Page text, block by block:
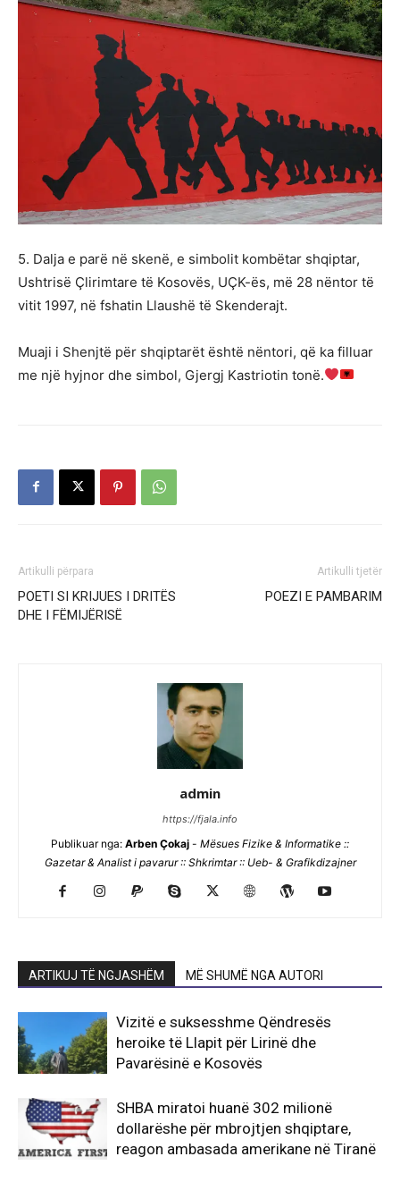
5. Dalja e parë në skenë, e simbolit kombëtar shqiptar,
Ushtrisë Çlirimtare të Kosovës, UÇK-ës, më 28 nëntor të
vitit 1997, në fshatin Llaushë të Skenderajt.
Muaji i Shenjtë për shqiptarët është nëntori, që ka filluar
me një hyjnor dhe simbol, Gjergj Kastriotin tonë.
Artikulli përpara
POETI SI KRIJUES I DRITËS
DHE I FËMIJËRISË
Artikulli tjetër
POEZI E PAMBARIM
admin
https://fjala.info
Publikuar nga: Arben Çokaj - Mësues Fizike & Informatike ::
Gazetar & Analist i pavarur :: Shkrimtar :: Ueb- & Grafikdizajner
ARTIKUJ TË NGJASHËM MË SHUMË NGA AUTORI
Vizitë e suksesshme Qëndresës
heroike të Llapit për Lirinë dhe
Pavarësinë e Kosovës
SHBA miratoi huanë 302 milionë
dollarëshe për mbrojtjen shqiptare,
reagon ambasada amerikane në Tiranë